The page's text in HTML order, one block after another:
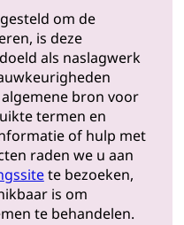
om de
is deze
als naslagwerk
bron voor
termen en
of hulp met
raden we u aan
te bezoeken,
is om
te behandelen.